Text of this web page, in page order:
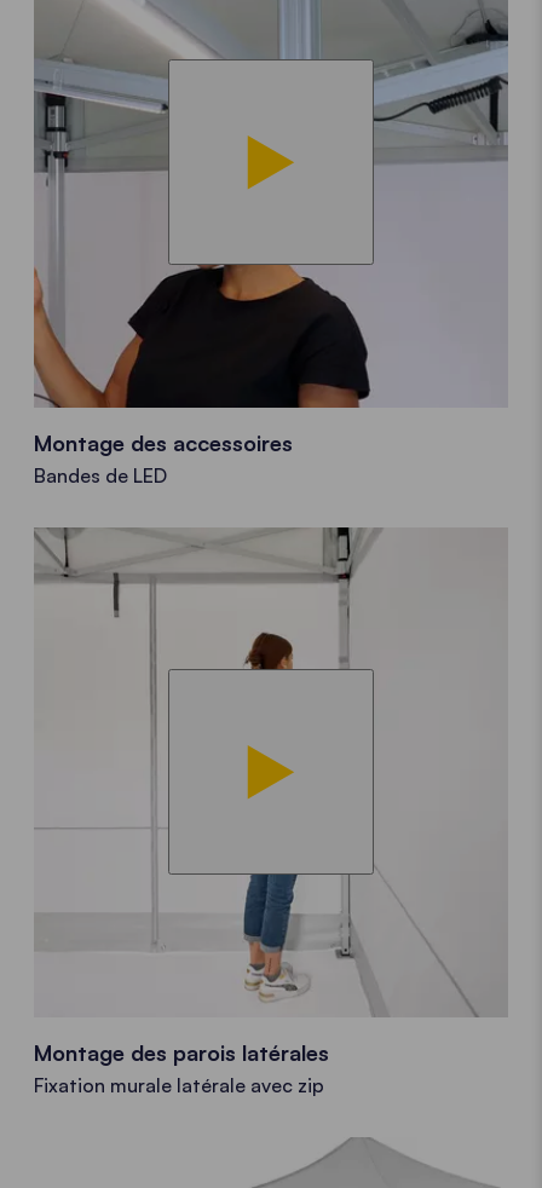
Montage des accessoires
Bandes de LED
Montage des parois latérales
Fixation murale latérale avec zip